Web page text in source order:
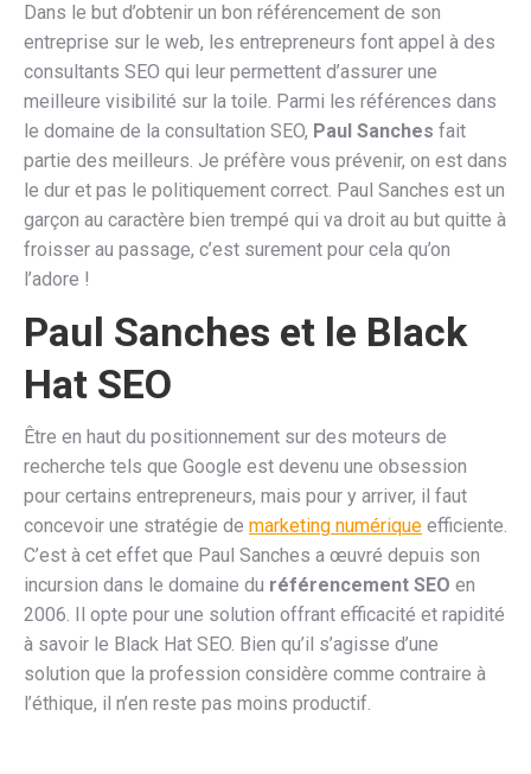
Dans le but d’obtenir un bon référencement de son
entreprise sur le web, les entrepreneurs font appel à des
consultants SEO qui leur permettent d’assurer une
meilleure visibilité sur la toile. Parmi les références dans
le domaine de la consultation SEO, Paul Sanches fait
partie des meilleurs. Je préfère vous prévenir, on est dans
le dur et pas le politiquement correct. Paul Sanches est un
garçon au caractère bien trempé qui va droit au but quitte à
froisser au passage, c’est surement pour cela qu’on
l’adore !
Paul Sanches et le Black
Hat SEO
Être en haut du positionnement sur des moteurs de
recherche tels que Google est devenu une obsession
pour certains entrepreneurs, mais pour y arriver, il faut
concevoir une stratégie de marketing numérique efficiente.
C’est à cet effet que Paul Sanches a œuvré depuis son
incursion dans le domaine du référencement SEO en
2006. Il opte pour une solution offrant efficacité et rapidité
à savoir le Black Hat SEO. Bien qu’il s’agisse d’une
solution que la profession considère comme contraire à
l’éthique, il n’en reste pas moins productif.